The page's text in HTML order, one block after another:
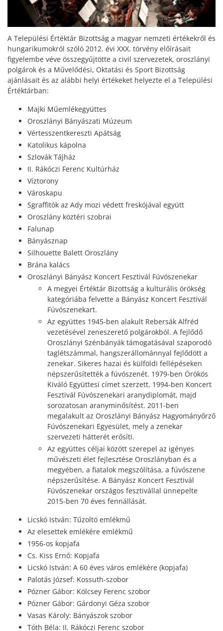
A Települési Értéktár Bizottság a magyar nemzeti értékekről és
hungarikumokról szóló 2012. évi XXX. törvény előírásait
figyelembe véve összegyűjtötte a civil szervezetek, oroszlányi
polgárok és a Művelődési, Oktatási és Sport Bizottság
ajánlásait és az alábbi helyi értékeket helyezte el a Települési
Értéktárban:
Majki Műemlékegyüttes
Oroszlányi Bányászati Múzeum
Vértesszentkereszti Apátság
Katolikus kápolna
Szlovák Tájház
II. Rákóczi Ferenc Kultúrház
Víztorony
Városkapu
Sgraffitók az Ady mozi védett freskójával együtt
Oroszlány köztéri szobrai
Falunap
Bányásznap
Silhouette Balett Oroszlány
Brána kalács
Oroszlányi Bányász Koncert Fesztivál Fúvószenekar
A megyei Értéktár Bizottság a kulturális örökség
kategóriába felvette a Bányász Koncert Fesztivál
Fúvószenekart.
Az együttes 1945-ben alakult Rebersák Alfréd
vezetésével zeneszerető polgárokból. A fejlődő
Oroszlányi Szénbányák támogatásával szaporodó
taglétszámmal, hangszerállománnyal fejlődött a
zenekar. Sikeres hazai és külföldi fellépéseken
népszerűsítették a fúvószenét. 1979-ben Örökös
Kiváló Együttesi címet szerzett, 1994-ben Koncert
Fesztivál Fúvószenekari aranydiplomát, majd
sorozatosan aranyminősítést. 2011-ben
megalakult az Oroszlányi Bányász Hagyományőrző
Fúvószenekari Egyesület, mely a zenekar
szervezeti hátterét erősíti.
Az együttes céljai között szerepel az igényes
művészeti élet fejlesztése Oroszlányban és a
megyében, a fiatalok megszólítása, a fúvószene
népszerűsítése. A Bányász Koncert Fesztivál
Fúvószenekar országos fesztivállal ünnepelte
2015-ben 70 éves fennállását.
Licskó István: Tűzoltó emlékmű
Az elesettek emlékére emlékmű
1956-os kopjafa
Cs. Kiss Ernő: Kopjafa
Licskó István: A 60 éves város emlékére (kopjafa)
Palotás József: Kossuth-szobor
Pózner Gábor: Kölcsey Ferenc szobor
Pózner Gábor: Gárdonyi Géza szobor
Vasas Károly: Bányászok szobor
Tóth Béla: II. Rákóczi Ferenc szobor